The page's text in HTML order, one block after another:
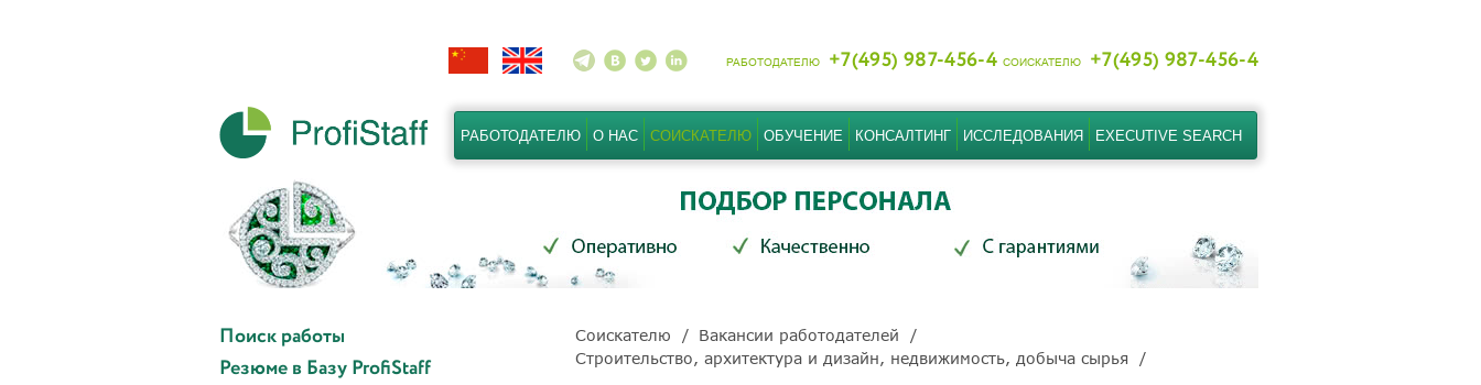
РАБОТОДАТЕЛЮ +7(495) 987-456-4 СОИСКАТЕЛЮ +7(495) 987-456-4
РАБОТОДАТЕЛЮ О НАС СОИСКАТЕЛЮ ОБУЧЕНИЕ КОНСАЛТИНГ ИССЛЕДОВАНИЯ EXECUTIVE SEARCH
Поиск работы
Резюме в Базу ProfiStaff
Соискателю
Вакансии работодателей
Строительство, архитектура и дизайн, недвижимость, добыча сырья